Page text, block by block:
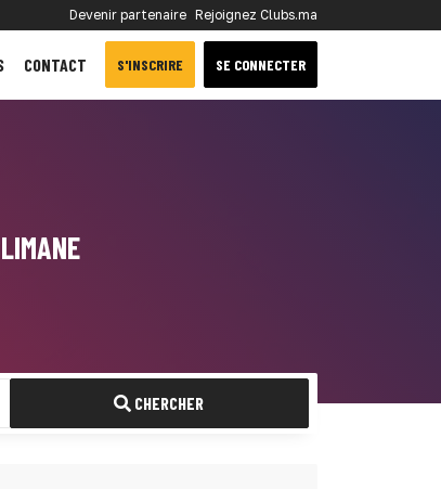
Devenir partenaire Rejoignez Clubs.ma
CONTACT S'INSCRIRE SE CONNECTER
CHERCHER